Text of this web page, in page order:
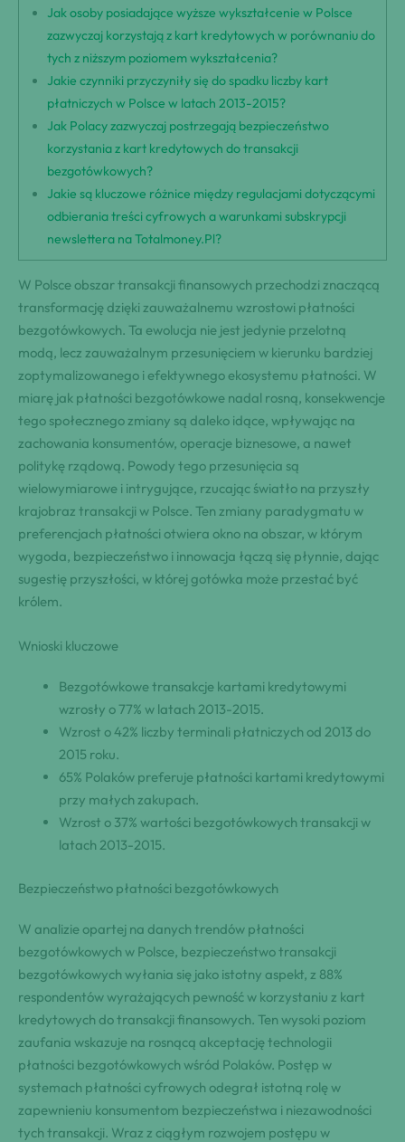
Jak osoby posiadające wyższe wykształcenie w Polsce
zazwyczaj korzystają z kart kredytowych w porównaniu do
tych z niższym poziomem wykształcenia?
Jakie czynniki przyczyniły się do spadku liczby kart
płatniczych w Polsce w latach 2013-2015?
Jak Polacy zazwyczaj postrzegają bezpieczeństwo
korzystania z kart kredytowych do transakcji
bezgotówkowych?
Jakie są kluczowe różnice między regulacjami dotyczącymi
odbierania treści cyfrowych a warunkami subskrypcji
newslettera na Totalmoney.Pl?
W Polsce obszar transakcji finansowych przechodzi znaczącą
transformację dzięki zauważalnemu wzrostowi płatności
bezgotówkowych. Ta ewolucja nie jest jedynie przelotną
modą, lecz zauważalnym przesunięciem w kierunku bardziej
zoptymalizowanego i efektywnego ekosystemu płatności. W
miarę jak płatności bezgotówkowe nadal rosną, konsekwencje
tego społecznego zmiany są daleko idące, wpływając na
zachowania konsumentów, operacje biznesowe, a nawet
politykę rządową. Powody tego przesunięcia są
wielowymiarowe i intrygujące, rzucając światło na przyszły
krajobraz transakcji w Polsce. Ten zmiany paradygmatu w
preferencjach płatności otwiera okno na obszar, w którym
wygoda, bezpieczeństwo i innowacja łączą się płynnie, dając
sugestię przyszłości, w której gotówka może przestać być
królem.
Wnioski kluczowe
Bezgotówkowe transakcje kartami kredytowymi
wzrosły o 77% w latach 2013-2015.
Wzrost o 42% liczby terminali płatniczych od 2013 do
2015 roku.
65% Polaków preferuje płatności kartami kredytowymi
przy małych zakupach.
Wzrost o 37% wartości bezgotówkowych transakcji w
latach 2013-2015.
Bezpieczeństwo płatności bezgotówkowych
W analizie opartej na danych trendów płatności
bezgotówkowych w Polsce, bezpieczeństwo transakcji
bezgotówkowych wyłania się jako istotny aspekt, z 88%
respondentów wyrażających pewność w korzystaniu z kart
kredytowych do transakcji finansowych. Ten wysoki poziom
zaufania wskazuje na rosnącą akceptację technologii
płatności bezgotówkowych wśród Polaków. Postęp w
systemach płatności cyfrowych odegrał istotną rolę w
zapewnieniu konsumentom bezpieczeństwa i niezawodności
tych transakcji. Wraz z ciągłym rozwojem postępu w